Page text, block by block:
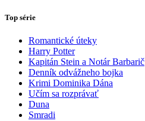
Top série
Romantické úteky
Harry Potter
Kapitán Stein a Notár Barbarič
Denník odvážneho bojka
Krimi Dominika Dána
Učím sa rozprávať
Duna
Smradi